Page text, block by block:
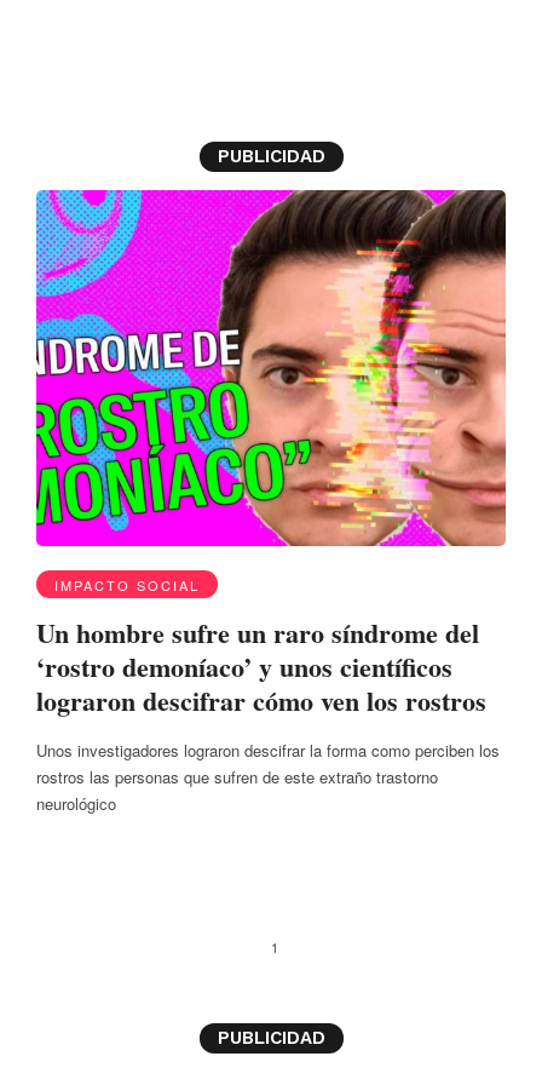
PUBLICIDAD
IMPACTO SOCIAL
Un hombre sufre un raro síndrome del
‘rostro demoníaco’ y unos científicos
lograron descifrar cómo ven los rostros
Unos investigadores lograron descifrar la forma como perciben los
rostros las personas que sufren de este extraño trastorno
neurológico
1
PUBLICIDAD